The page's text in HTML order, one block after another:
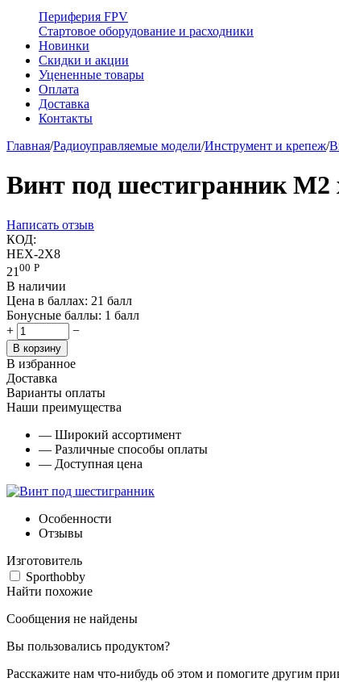
Периферия FPV
Стартовое оборудование и расходники
Новинки
Скидки и акции
Уцененные товары
Оплата
Доставка
Контакты
Главная/Радиоуправляемые модели/Инструмент и крепеж/
Винт под шестигранник М2
Написать отзыв
КОД:
HEX-2X8
21 00 Р
В наличии
Цена в баллах: 21 балл
Бонусные баллы: 1 балл
+
−
В корзину
В избранное
Доставка
Варианты оплаты
Наши преимущества
— Широкий ассортимент
— Различные способы оплаты
— Доступная цена
Особенности
Отзывы
Изготовитель
Sporthobby
Найти похожие
Сообщения не найдены
Вы пользовались продуктом?
Расскажите нам что-нибудь об этом и помогите другим